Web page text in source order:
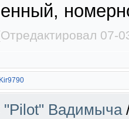
07-
Kir9790
"Pilot" Вадимыча